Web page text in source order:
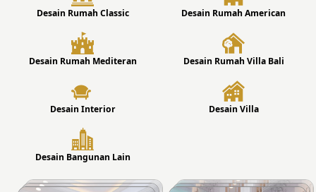
Desain Rumah Classic Desain Rumah American
Desain Rumah Mediteran Desain Rumah Villa Bali
Desain Interior Desain Villa
Desain Bangunan Lain